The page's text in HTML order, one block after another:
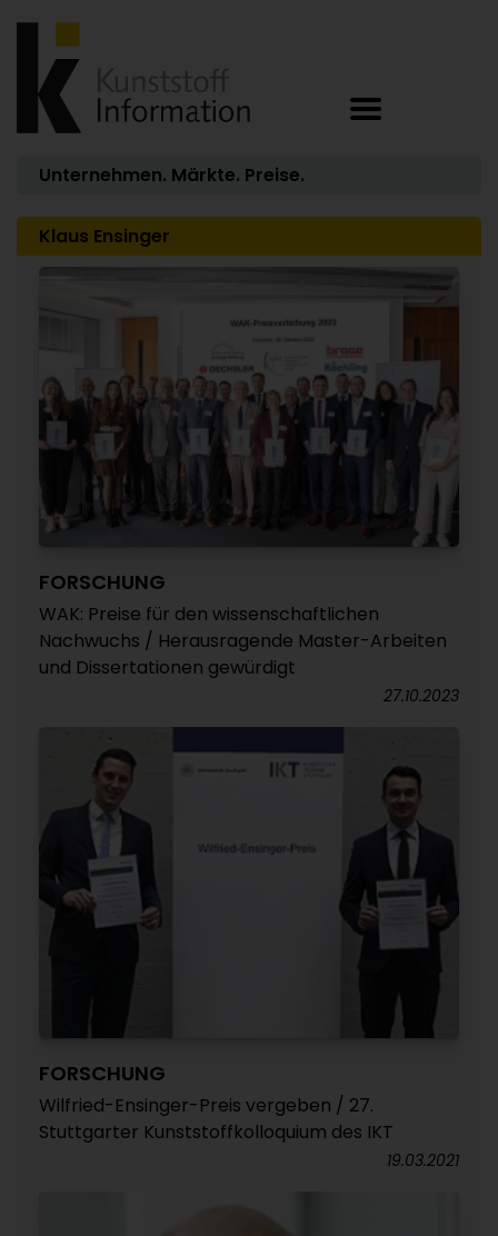
Unternehmen. Märkte. Preise.
Klaus Ensinger
FORSCHUNG
WAK: Preise für den wissenschaftlichen
Nachwuchs / Herausragende Master-Arbeiten
und Dissertationen gewürdigt
27.10.2023
FORSCHUNG
Wilfried-Ensinger-Preis vergeben / 27.
Stuttgarter Kunststoffkolloquium des IKT
19.03.2021